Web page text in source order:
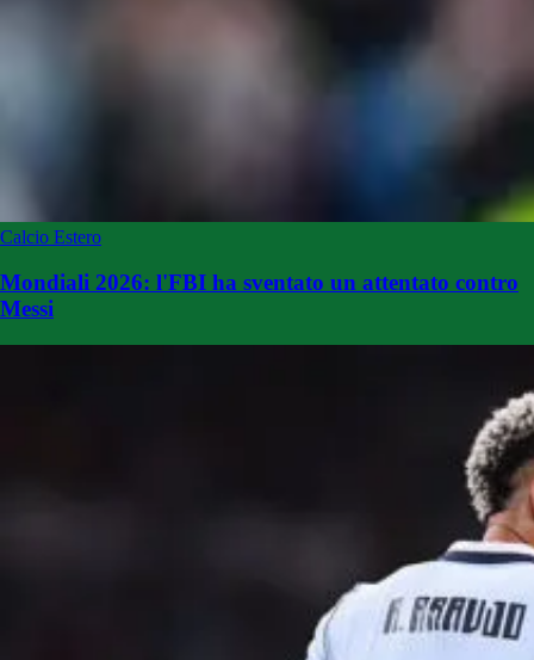
Calcio Estero
Mondiali 2026: l'FBI ha sventato un attentato contro
Messi